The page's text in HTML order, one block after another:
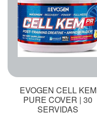
EVOGEN CELL KEM
PURE COVER | 30
SERVIDAS